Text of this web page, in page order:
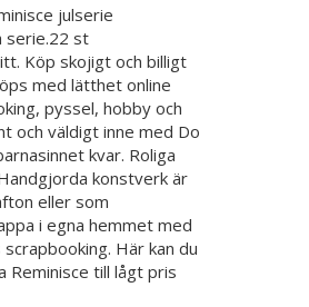
julserie
serie.22 st
Köp skojigt och billigt
med lätthet online
pyssel, hobby och
och väldigt inne med Do
kvar. Roliga
konstverk är
eller som
i egna hemmet med
Här kan du
Reminisce till lågt pris